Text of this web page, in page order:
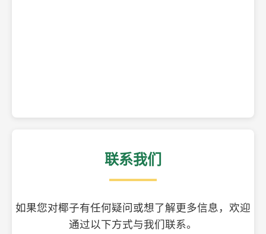
联系我们
如果您对椰子有任何疑问或想了解更多信息，欢迎
通过以下方式与我们联系。